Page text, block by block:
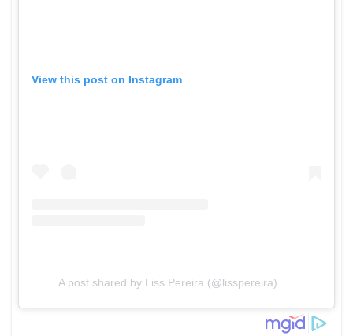
View this post on Instagram
A post shared by Liss Pereira (@lisspereira)